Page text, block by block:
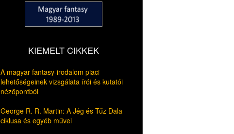
KIEMELT CIKKEK
A magyar fantasy-irodalom piaci
lehetőségeinek vizsgálata írói és kutatói
nézőpontból
George R. R. Martin: A Jég és Tűz Dala
ciklusa és egyéb művei